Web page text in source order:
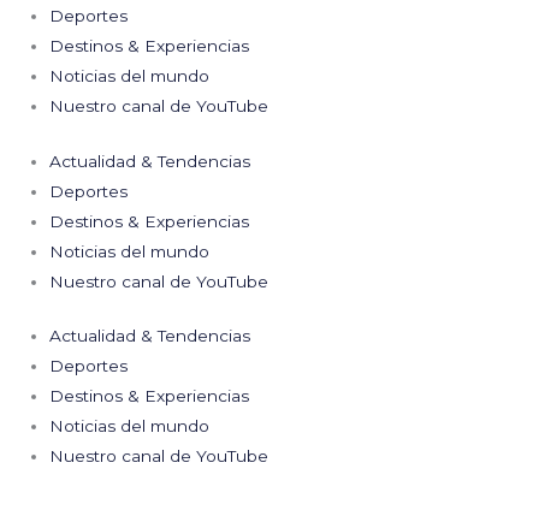
Deportes
Destinos & Experiencias
Noticias del mundo
Nuestro canal de YouTube
Actualidad & Tendencias
Deportes
Destinos & Experiencias
Noticias del mundo
Nuestro canal de YouTube
Actualidad & Tendencias
Deportes
Destinos & Experiencias
Noticias del mundo
Nuestro canal de YouTube